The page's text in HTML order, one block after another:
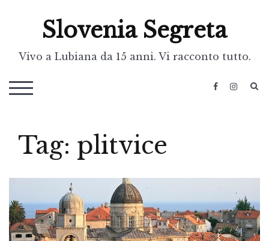
Slovenia Segreta
Vivo a Lubiana da 15 anni. Vi racconto tutto.
TOGGLE MOBILE MENU
Tag: plitvice